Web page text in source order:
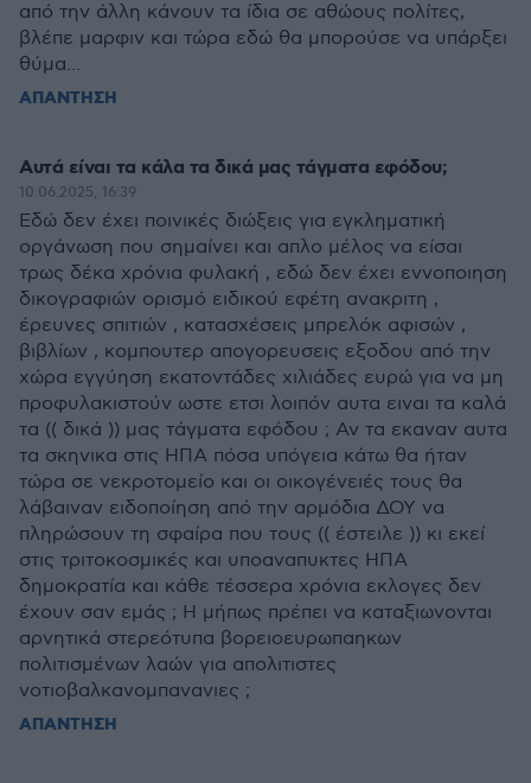
από την άλλη κάνουν τα ίδια σε αθώους πολίτες,
βλέπε μαρφιν και τώρα εδώ θα μπορούσε να υπάρξει
θύμα...
ΑΠΑΝΤΗΣΗ
Αυτά είναι τα κάλα τα δικά μας τάγματα εφόδου;
10.06.2025, 16:39
Εδώ δεν έχει ποινικές διώξεις για εγκληματική
οργάνωση που σημαίνει και απλο μέλος να είσαι
τρως δέκα χρόνια φυλακή , εδώ δεν έχει εννοποιηση
δικογραφιών ορισμό ειδικού εφέτη ανακριτη ,
έρευνες σπιτιών , κατασχέσεις μπρελόκ αφισών ,
βιβλίων , κομπουτερ απογορευσεις εξοδου από την
χώρα εγγύηση εκατοντάδες χιλιάδες ευρώ για να μη
προφυλακιστούν ωστε ετσι λοιπόν αυτα ειναι τα καλά
τα (( δικά )) μας τάγματα εφόδου ; Αν τα εκαναν αυτα
τα σκηνικα στις ΗΠΑ πόσα υπόγεια κάτω θα ήταν
τώρα σε νεκροτομείο και οι οικογένειές τους θα
λάβαιναν ειδοποίηση από την αρμόδια ΔΟΥ να
πληρώσουν τη σφαίρα που τους (( έστειλε )) κι εκεί
στις τριτοκοσμικές και υποαναπυκτες ΗΠΑ
δημοκρατία και κάθε τέσσερα χρόνια εκλογες δεν
έχουν σαν εμάς ; Η μήπως πρέπει να καταξιωνονται
αρνητικά στερεότυπα βορειοευρωπαηκων
πολιτισμένων λαών για απολιτιστες
νοτιοβαλκανομπανανιες ;
ΑΠΑΝΤΗΣΗ